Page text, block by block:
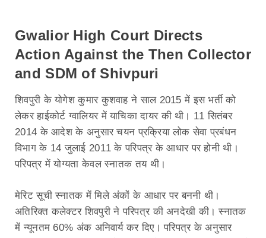
Gwalior High Court Directs
Action Against the Then Collector
and SDM of Shivpuri
शिवपुरी के योगेश कुमार कुशवाह ने साल 2015 में इस भर्ती को
लेकर हाईकोर्ट ग्वालियर में याचिका दायर की थी। 11 सितंबर
2014 के आदेश के अनुसार चयन प्रक्रिया लोक सेवा प्रबंधन
विभाग के 14 जुलाई 2011 के परिपत्र के आधार पर होनी थी।
परिपत्र में योग्यता केवल स्नातक तय थी।
मेरिट सूची स्नातक में मिले अंकों के आधार पर बननी थी।
अतिरिक्त कलेक्टर शिवपुरी ने परिपत्र की अनदेखी की। स्नातक
में न्यूनतम 60% अंक अनिवार्य कर दिए। परिपत्र के अनुसार